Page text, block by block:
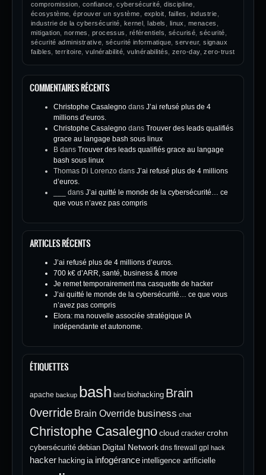
compromission
confiance ,cybersécurité ,discipline
écosystème ,éprouver un système exploit failles industrie
industrie de la cybersécurité
kernel ,labels linux menaces
mitigation ,normes processus référentiels sécurisé ,sécurité
sécurité administrative ,sécurité informatique ,serveur,signaux
faibles
territoire ,vulnérabilité vulnérabilités zero-day,zero-trust
COMMENTAIRES RÉCENTS
Christophe Casalegno dans J’ai refusé plus de 4
millions d’euros.
Christophe Casalegno dans Trouver des leads qualifiés
grace au langage bash sous linux
B dans Trouver des leads qualifiés grace au langage
bash sous linux
Thomas Di Lorenzo dans J’ai refusé plus de 4 millions
d’euros.
dans J’ai quitté le monde de la cybersécurité… ce
que vous n’avez pas compris
ARTICLES RÉCENTS
J’ai refusé plus de 4 millions d’euros.
700 k€ d’ARR, santé, business & more
Je remet temporairement ma casquette de hacker
J’ai quitté le monde de la cybersécurité… ce que vous
n’avez pas compris
Elora: ma nouvelle associée stratégique IA
indépendante et autonome.
ÉTIQUETTES
apache backup bash bind biohacking Brain
0verride Brain Override business chat
Christophe Casalegnocloud cracker crohn
cybersécurité debian Digital Network dns firewall gpl hack
hacker hacking ia infogérance intelligence artificielle